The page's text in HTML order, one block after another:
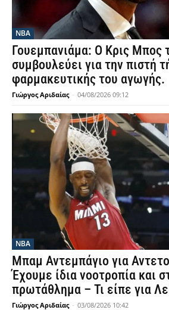
NBA
Γουεμπανιάμα: Ο Κρις Μπος
συμβουλεύει για την πιστή
φαρμακευτικής του αγωγής.
Γιώργος Αριδαίας - 04/08/2026 09:12
NBA
Μπαμ Αντεμπάγιο για
Έχουμε ίδια νοοτροπία και
πρωτάθλημα – Τι είπε για
Γιώργος Αριδαίας - 03/08/2026 10:42